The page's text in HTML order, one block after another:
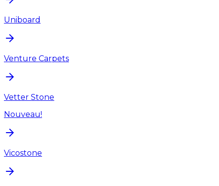
Uniboard
Venture Carpets
Vetter Stone
Nouveau!
Vicostone